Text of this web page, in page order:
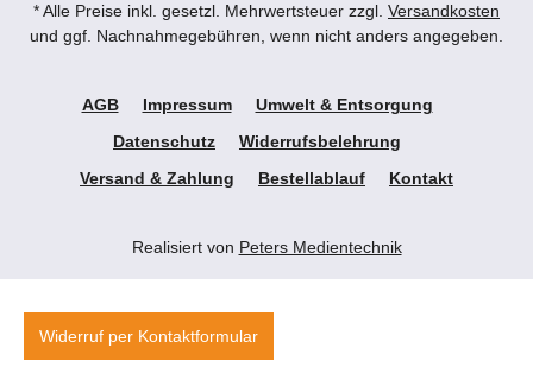
* Alle Preise inkl. gesetzl. Mehrwertsteuer zzgl. Versandkosten
und ggf. Nachnahmegebühren, wenn nicht anders angegeben.
AGB Impressum
Umwelt & Entsorgung
Datenschutz
Widerrufsbelehrung
Versand & Zahlung
Bestellablauf Kontakt
Realisiert von Peters Medientechnik
Widerruf per Kontaktformular